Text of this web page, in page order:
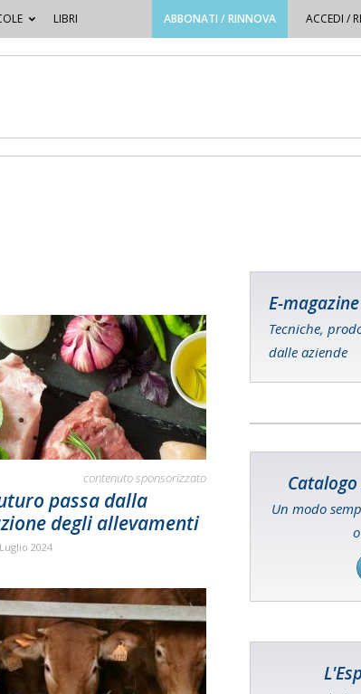
LIBRI ABBONATI / RINNOVA ACCEDI /
contenuto sponsorizzato
passa dalla
degli allevamenti
2024
E-magazine
Tecniche,
dalle aziende
Un modo